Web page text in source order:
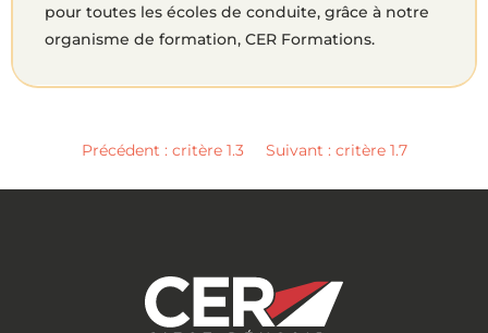
pour toutes les écoles de conduite, grâce à notre
organisme de formation, CER Formations.
Précédent : critère 1.3 Suivant : critère 1.7